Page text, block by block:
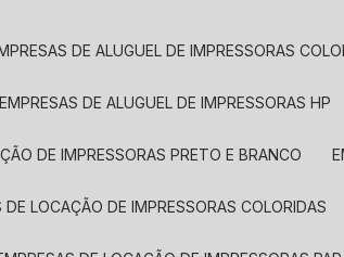
DE ALUGUEL DE IMPRESSORAS
EMPRESAS DE ALUGUEL DE IMPRESSORAS HP
DE IMPRESSORAS PRETO E BRANCO
DE LOCAÇÃO DE IMPRESSORAS COLORIDAS